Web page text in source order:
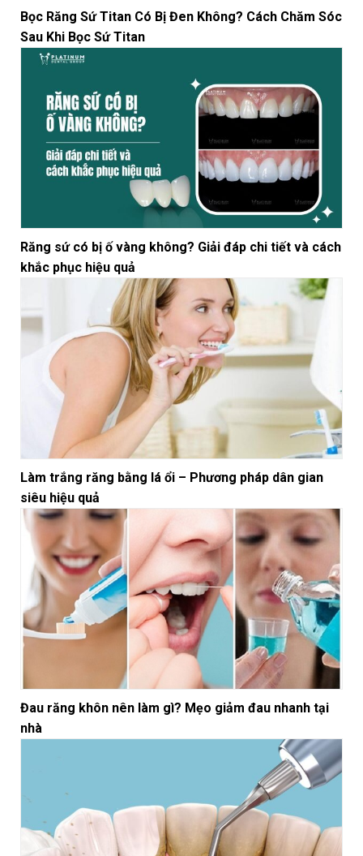
Bọc Răng Sứ Titan Có Bị Đen Không? Cách Chăm Sóc
Sau Khi Bọc Sứ Titan
Răng sứ có bị ố vàng không? Giải đáp chi tiết và cách
khắc phục hiệu quả
Làm trắng răng bằng lá ổi – Phương pháp dân gian
siêu hiệu quả
Đau răng khôn nên làm gì? Mẹo giảm đau nhanh tại
nhà